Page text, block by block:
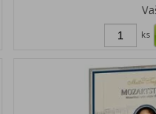
ks